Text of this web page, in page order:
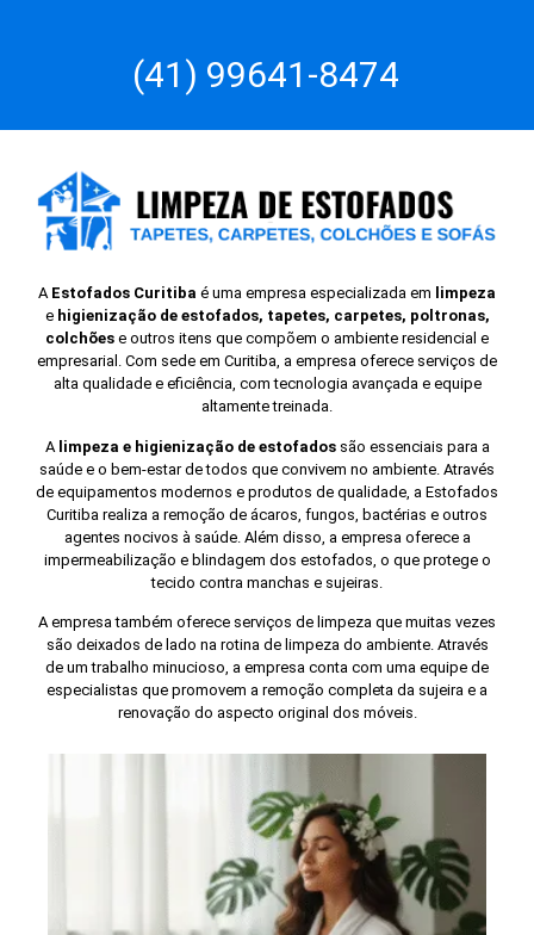
(41) 99641-8474
A Estofados Curitiba é uma empresa especializada em limpeza
e higienização de estofados, tapetes, carpetes, poltronas,
colchões e outros itens que compõem o ambiente residencial e
empresarial. Com sede em Curitiba, a empresa oferece serviços de
alta qualidade e eficiência, com tecnologia avançada e equipe
altamente treinada.
A limpeza e higienização de estofados são essenciais para a
saúde e o bem-estar de todos que convivem no ambiente. Através
de equipamentos modernos e produtos de qualidade, a Estofados
Curitiba realiza a remoção de ácaros, fungos, bactérias e outros
agentes nocivos à saúde. Além disso, a empresa oferece a
impermeabilização e blindagem dos estofados, o que protege o
tecido contra manchas e sujeiras.
A empresa também oferece serviços de limpeza que muitas vezes
são deixados de lado na rotina de limpeza do ambiente. Através
de um trabalho minucioso, a empresa conta com uma equipe de
especialistas que promovem a remoção completa da sujeira e a
renovação do aspecto original dos móveis.